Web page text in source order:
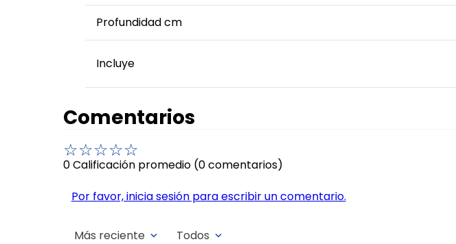
Profundidad cm
Incluye
Comentarios
☆☆☆☆☆
0 Calificación promedio (0 comentarios)
Por favor, inicia sesión para escribir un comentario.
Más reciente Todos